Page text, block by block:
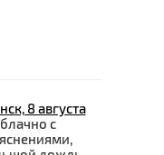
8 августа
с